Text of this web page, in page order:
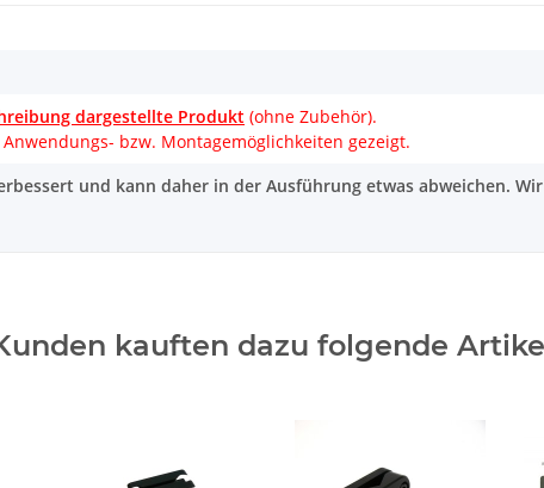
dargestellte Produkt (ohne Zubehör).
bzw. Montagemöglichkeiten gezeigt.
und kann daher in der Ausführung etwas abweichen.
kauften dazu folgende